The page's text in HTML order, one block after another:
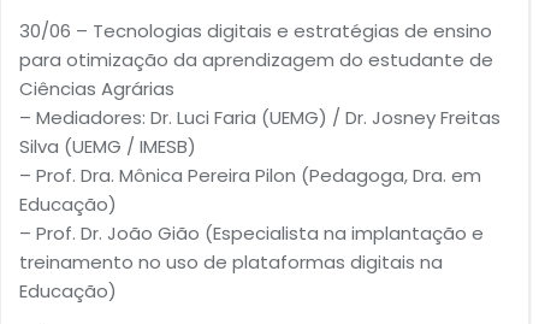
30/06 – Tecnologias digitais e estratégias de ensino
para otimização da aprendizagem do estudante de
Ciências Agrárias
– Mediadores: Dr. Luci Faria (UEMG) / Dr. Josney Freitas
Silva (UEMG / IMESB)
– Prof. Dra. Mônica Pereira Pilon (Pedagoga, Dra. em
Educação)
– Prof. Dr. João Gião (Especialista na implantação e
treinamento no uso de plataformas digitais na
Educação)